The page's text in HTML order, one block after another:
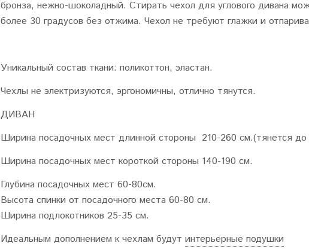
бронза, нежно-шоколадный. Стирать чехол для углового дивана
более 30 градусов без отжима. Чехол не требуют глажки и
Уникальный состав ткани: поликоттон, эластан.
Чехлы не электризуются, эргономичны, отлично тянутся.
ДИВАН
Ширина посадочных мест длинной стороны 210-260 см.(тянется
Ширина посадочных мест короткой стороны 140-190 см.
Глубина посадочных мест 60-80см.
Высота спинки от посадочного места 60-80 см.
Ширина подлокотников 25-35 см.
Идеальным дополнением к чехлам будут интерьерные подушки